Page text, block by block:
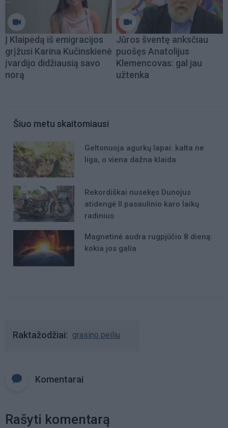
Į Klaipėdą iš emigracijos
grįžusi Karina Kučinskienė
įvardijo didžiausią savo
norą
Jūros šventę anksčiau
puošęs Anatolijus
Klemencovas: gal jau
užtenka
Šiuo metu skaitomiausi
Geltonuoja agurkų lapai: kalta ne
liga, o viena dažna klaida
Rekordiškai nusekęs Dunojus
atidengė II pasaulinio karo laikų
radinius
Magnetinė audra rugpjūčio 8 dieną:
kokia jos galia
Raktažodžiai grasino peiliu
Komentarai
Rašyti komentarą